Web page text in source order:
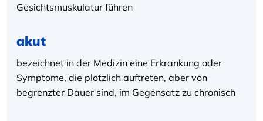
Gesichtsmuskulatur führen
akut
bezeichnet in der Medizin eine Erkrankung oder
Symptome, die plötzlich auftreten, aber von
begrenzter Dauer sind, im Gegensatz zu chronisch